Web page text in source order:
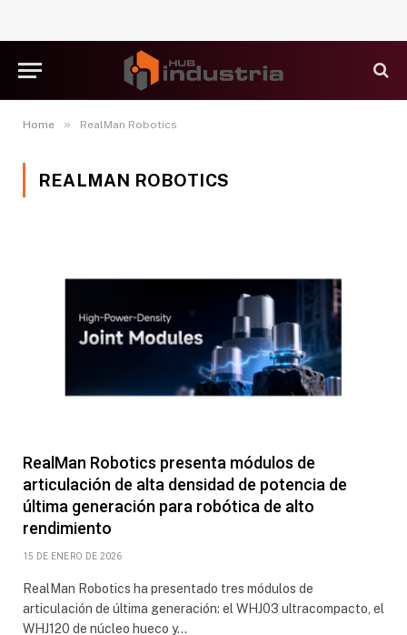
Home » RealMan Robotics
REALMAN ROBOTICS
RealMan Robotics presenta módulos de
articulación de alta densidad de potencia de
última generación para robótica de alto
rendimiento
15 DE ENERO DE 2026
RealMan Robotics ha presentado tres módulos de
articulación de última generación: el WHJ03 ultracompacto, el
WHJ120 de núcleo hueco y…